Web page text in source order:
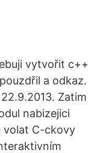
vytvořit c++
a odkaz.
Zatim
nabizejici
volat C-ckovy